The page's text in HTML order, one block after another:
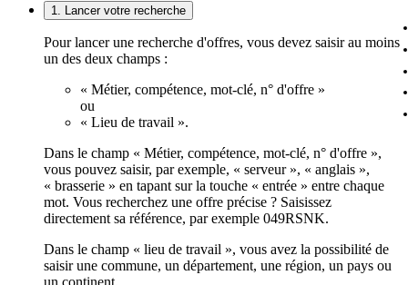
1. Lancer votre recherche
Pour lancer une recherche d'offres, vous devez saisir au moins
un des deux champs :
« Métier, compétence, mot-clé, n° d'offre »
ou
« Lieu de travail ».
Dans le champ « Métier, compétence, mot-clé, n° d'offre »,
vous pouvez saisir, par exemple, « serveur », « anglais »,
« brasserie » en tapant sur la touche « entrée » entre chaque
mot. Vous recherchez une offre précise ? Saisissez
directement sa référence, par exemple 049RSNK.
Dans le champ « lieu de travail », vous avez la possibilité de
saisir une commune, un département, une région, un pays ou